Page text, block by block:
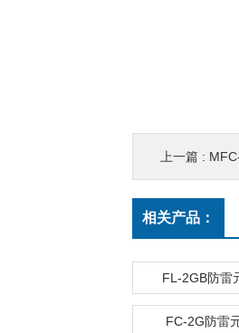
上一篇 :
相关产品：
FL-2GB防雷
FC-2G防雷